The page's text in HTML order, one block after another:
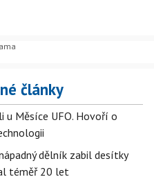
články
u Měsíce UFO. Hovoří o
dělník zabil desítky
téměř 20 let